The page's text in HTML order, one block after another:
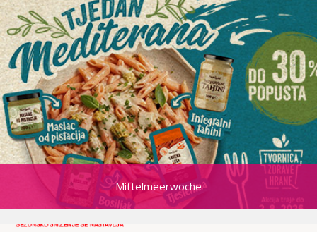
Mittelmeerwoche